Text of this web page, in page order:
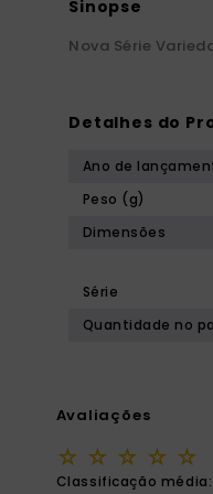
Nova Série
Detalhes do
Ano de
Peso (g)
Dimensões
Série
Quantidade no
Avaliações
☆ ☆ ☆ ☆ ☆
Classificação